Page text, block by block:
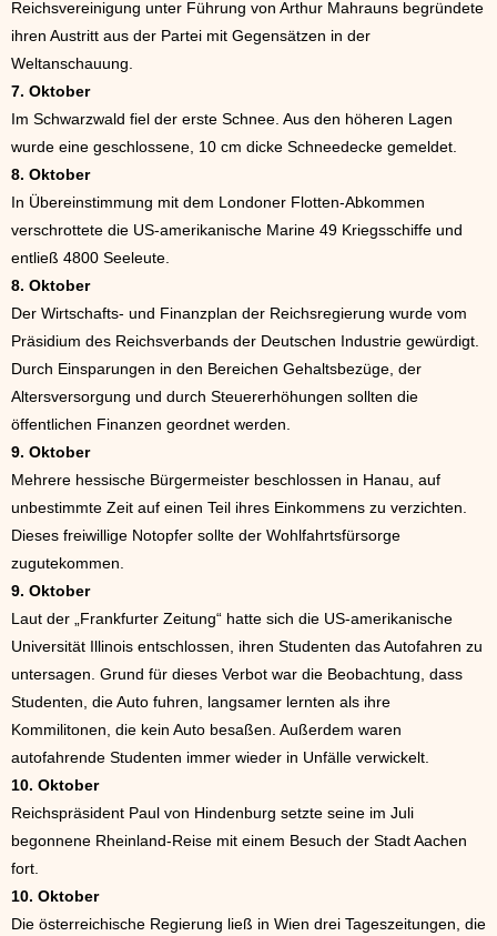
Reichsvereinigung unter Führung von Arthur Mahrauns begründete
ihren Austritt aus der Partei mit Gegensätzen in der
Weltanschauung.
7. Oktober
Im Schwarzwald fiel der erste Schnee. Aus den höheren Lagen
wurde eine geschlossene, 10 cm dicke Schneedecke gemeldet.
8. Oktober
In Übereinstimmung mit dem Londoner Flotten-Abkommen
verschrottete die US-amerikanische Marine 49 Kriegsschiffe und
entließ 4800 Seeleute.
8. Oktober
Der Wirtschafts- und Finanzplan der Reichsregierung wurde vom
Präsidium des Reichsverbands der Deutschen Industrie gewürdigt.
Durch Einsparungen in den Bereichen Gehaltsbezüge, der
Altersversorgung und durch Steuererhöhungen sollten die
öffentlichen Finanzen geordnet werden.
9. Oktober
Mehrere hessische Bürgermeister beschlossen in Hanau, auf
unbestimmte Zeit auf einen Teil ihres Einkommens zu verzichten.
Dieses freiwillige Notopfer sollte der Wohlfahrtsfürsorge
zugutekommen.
9. Oktober
Laut der „Frankfurter Zeitung“ hatte sich die US-amerikanische
Universität Illinois entschlossen, ihren Studenten das Autofahren zu
untersagen. Grund für dieses Verbot war die Beobachtung, dass
Studenten, die Auto fuhren, langsamer lernten als ihre
Kommilitonen, die kein Auto besaßen. Außerdem waren
autofahrende Studenten immer wieder in Unfälle verwickelt.
10. Oktober
Reichspräsident Paul von Hindenburg setzte seine im Juli
begonnene Rheinland-Reise mit einem Besuch der Stadt Aachen
fort.
10. Oktober
Die österreichische Regierung ließ in Wien drei Tageszeitungen, die